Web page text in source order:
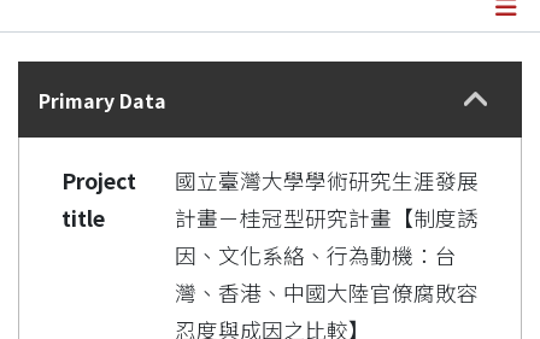
Details
Primary Data
Project
title
國立臺灣大學學術研究生涯發展
計畫－桂冠型研究計畫【制度誘
因、文化系絡、行為動機：台
灣、香港、中國大陸官僚腐敗容
忍度與成因之比較】